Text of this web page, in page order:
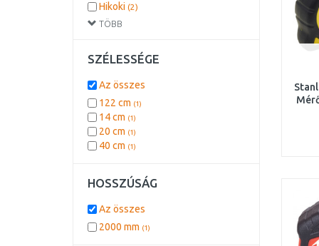
TÖBB
Hikoki (2)
BOSCH PROFESSIONAL
SZÉLESSÉGE
Az összes
122 cm (1)
14 cm (1)
20 cm (1)
40 cm (1)
HOSSZÚSÁG
Az összes
2000 mm (1)